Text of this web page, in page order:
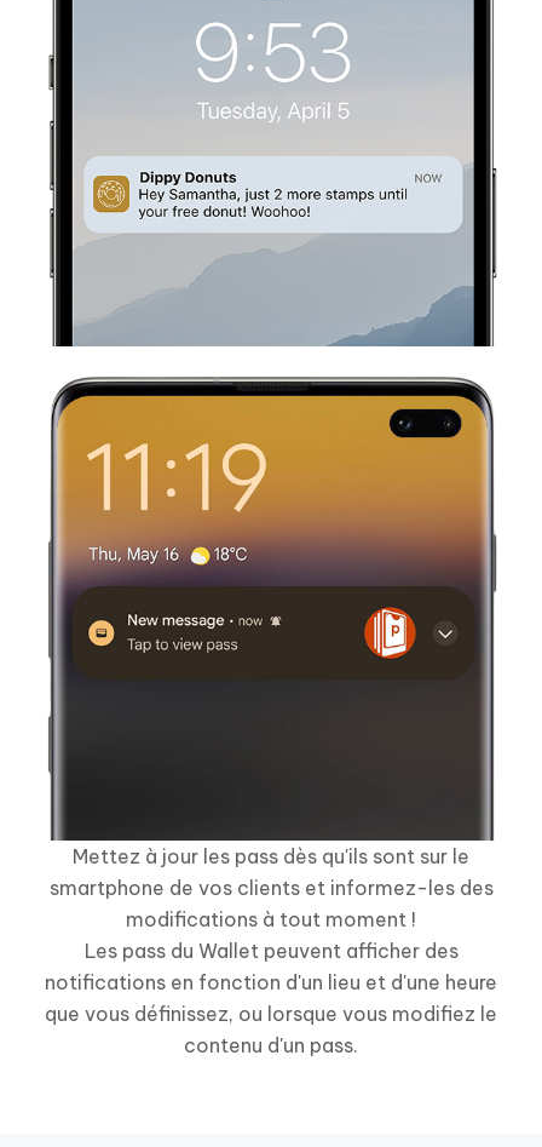
Mettez à jour les pass dès qu'ils sont sur le
smartphone de vos clients et informez-les des
modifications à tout moment !
Les pass du Wallet peuvent afficher des
notifications en fonction d'un lieu et d'une heure
que vous définissez, ou lorsque vous modifiez le
contenu d'un pass.